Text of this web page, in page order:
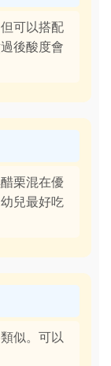
可以搭配
後酸度會
栗混在優
兒最好吃
似。可以